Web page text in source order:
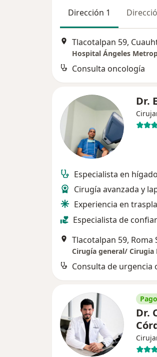
Dirección 1
Tlacotalpan 59,
Hospital Ángeles
Consulta oncología
Dr.
Especialista en
Cirugía avanzada y
Experiencia en
Especialista de
Dr.